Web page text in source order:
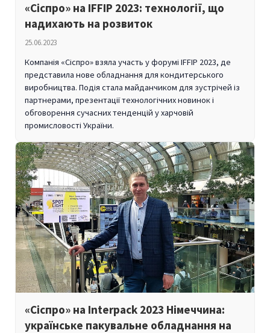
«Сіспро» на IFFIP 2023: технології, що
надихають на розвиток
25.06.2023
Компанія «Сіспро» взяла участь у форумі IFFIP 2023, де
представила нове обладнання для кондитерського
виробництва. Подія стала майданчиком для зустрічей із
партнерами, презентації технологічних новинок і
обговорення сучасних тенденцій у харчовій
промисловості України.
«Сіспро» на Interpack 2023 Німеччина:
українське пакувальне обладнання на